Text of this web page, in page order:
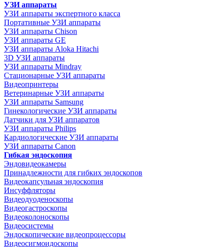
УЗИ аппараты
УЗИ аппараты экспертного класса
Портативные УЗИ аппараты
УЗИ аппараты Chison
УЗИ аппараты GE
УЗИ аппараты Aloka Hitachi
3D УЗИ аппараты
УЗИ аппараты Mindray
Стационарные УЗИ аппараты
Видеопринтеры
Ветеринарные УЗИ аппараты
УЗИ аппараты Samsung
Гинекологические УЗИ аппараты
Датчики для УЗИ аппаратов
УЗИ аппараты Philips
Кардиологические УЗИ аппараты
УЗИ аппараты Canon
Гибкая эндоскопия
Эндовидеокамеры
Принадлежности для гибких эндоскопов
Видеокапсульная эндоскопия
Инсуффляторы
Видеодуоденоскопы
Видеогастроскопы
Видеоколоноскопы
Видеосистемы
Эндоскопические видеопроцессоры
Видеосигмоидоскопы